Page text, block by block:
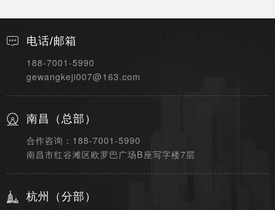
电话/邮箱
188-7001-5990
gewangkeji007@163.com
南昌（总部）
合作咨询：188-7001-5990
南昌市红谷滩区欧罗巴广场B座写字楼7层
杭州（分部）